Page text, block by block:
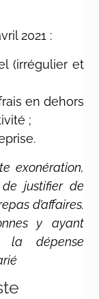
2021 :
(irrégulier et
en dehors
;
exonération,
justifier de
d’affaires.
y ayant
dépense